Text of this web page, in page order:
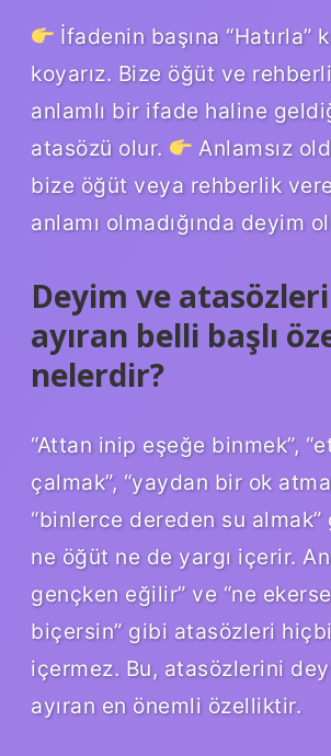
İfadenin başına “Hatırla”
koyarız. Bize öğüt ve
anlamlı bir ifade haline
atasözü olur.
Anlamsız
bize öğüt veya rehberlik
anlamı olmadığında deyim
Deyim ve
ayıran belli başlı
nelerdir?
“Attan inip eşeğe binmek”,
çalmak”, “yaydan bir ok
“binlerce dereden su
ne öğüt ne de yargı içerir.
gençken eğilir” ve “ne
biçersin” gibi atasözleri
içermez. Bu, atasözlerini
ayıran en önemli özelliktir.